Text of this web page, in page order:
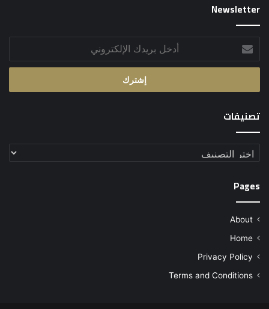
Newsletter
بريدك
الإلكتروني
تصنيفات
تصنيفات
Pages
About
Home
Privacy Policy
Terms and Conditions